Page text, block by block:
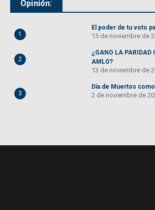
Opinión:
1
El poder de tu voto
15 de noviembre de
2
¿GANO LA PARIDAD
AMLO?
13 de noviembre de
3
Día de Muertos
2 de noviembre de